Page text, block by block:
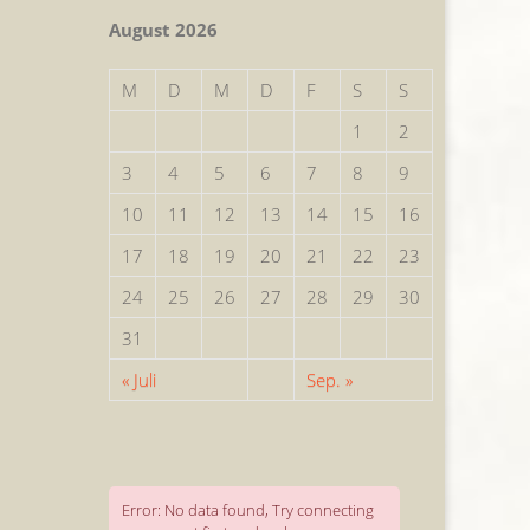
August 2026
M D M D F S
S
1
2
3
4 5 6 7 8
9
10
11 12 13 14 15
16
17
18 19 20 21 22
23
24
25 26 27 28 29
30
31
« Juli
Sep. »
Error: No data found, Try connecting